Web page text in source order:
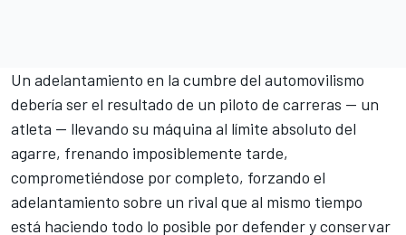
Un adelantamiento en la cumbre del automovilismo
debería ser el resultado de un piloto de carreras — un
atleta — llevando su máquina al límite absoluto del
agarre, frenando imposiblemente tarde,
comprometiéndose por completo, forzando el
adelantamiento sobre un rival que al mismo tiempo
está haciendo todo lo posible por defender y conservar